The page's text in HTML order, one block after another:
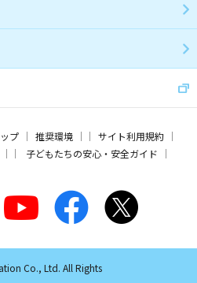
プ 推奨環境
サイト利用規約
子どもたちの安心・安全ガイド
Co., Ltd. All Rights